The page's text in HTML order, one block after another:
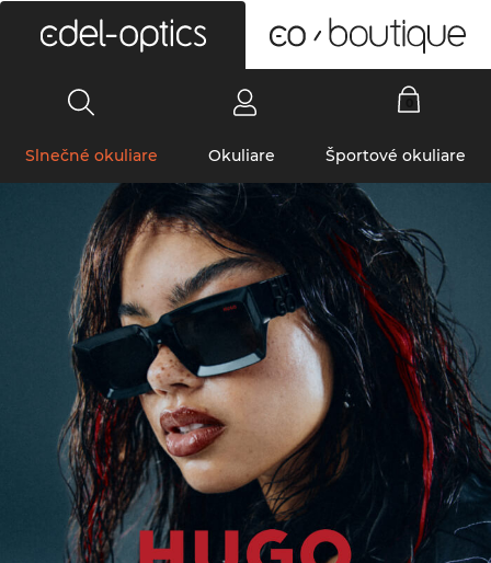
Slnečné okuliare Okuliare Športové okuliare